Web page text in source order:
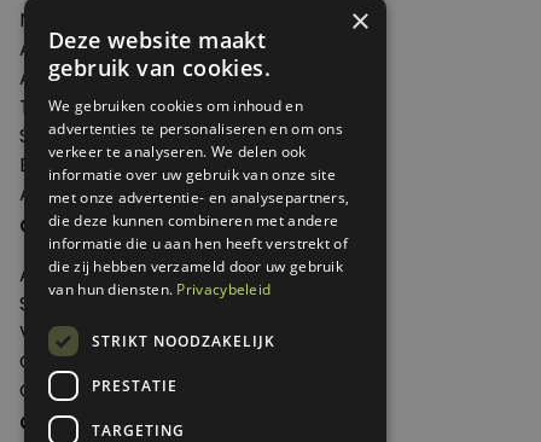
Nieuws
Artikelen
Agenda
Thema's
Shop
Edities
Abonneren
Over Genoeg
Adverteren
Samenwerken
Verkooppunten
Over Genoeg
Contact
Contactgegevens
×
Deze website maakt
gebruik van cookies.
We gebruiken cookies om inhoud en
advertenties te personaliseren en om ons
verkeer te analyseren. We delen ook
informatie over uw gebruik van onze site
met onze advertentie- en analysepartners,
die deze kunnen combineren met andere
informatie die u aan hen heeft verstrekt of
die zij hebben verzameld door uw gebruik
van hun diensten. Privacybeleid
STRIKT NOODZAKELIJK
PRESTATIE
TARGETING